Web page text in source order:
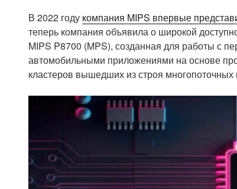
В 2022 году компания MIPS впервые
теперь компания объявила о широкой
MIPS P8700 (MPS), созданная для работы с
автомобильными приложениями на основе
кластеров вышедших из строя